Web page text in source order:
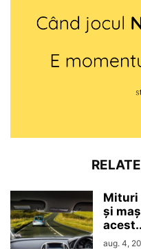
Mituri
și
aug. 4,